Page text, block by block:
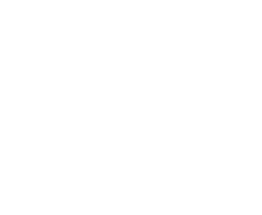
Medien akzeptiert werden, bedarf der